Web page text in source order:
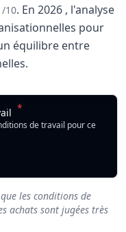
/10. En 2026 , l'analyse
pour
équilibre entre
travail : Responsable
Responsable des
*
de travail pour ce
les conditions de
achats sont jugées très